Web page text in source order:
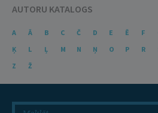
AUTORU KATALOGS
A Ā B C Č D E Ē F
Ķ
L Ļ M N Ņ O P R
Z
Ž